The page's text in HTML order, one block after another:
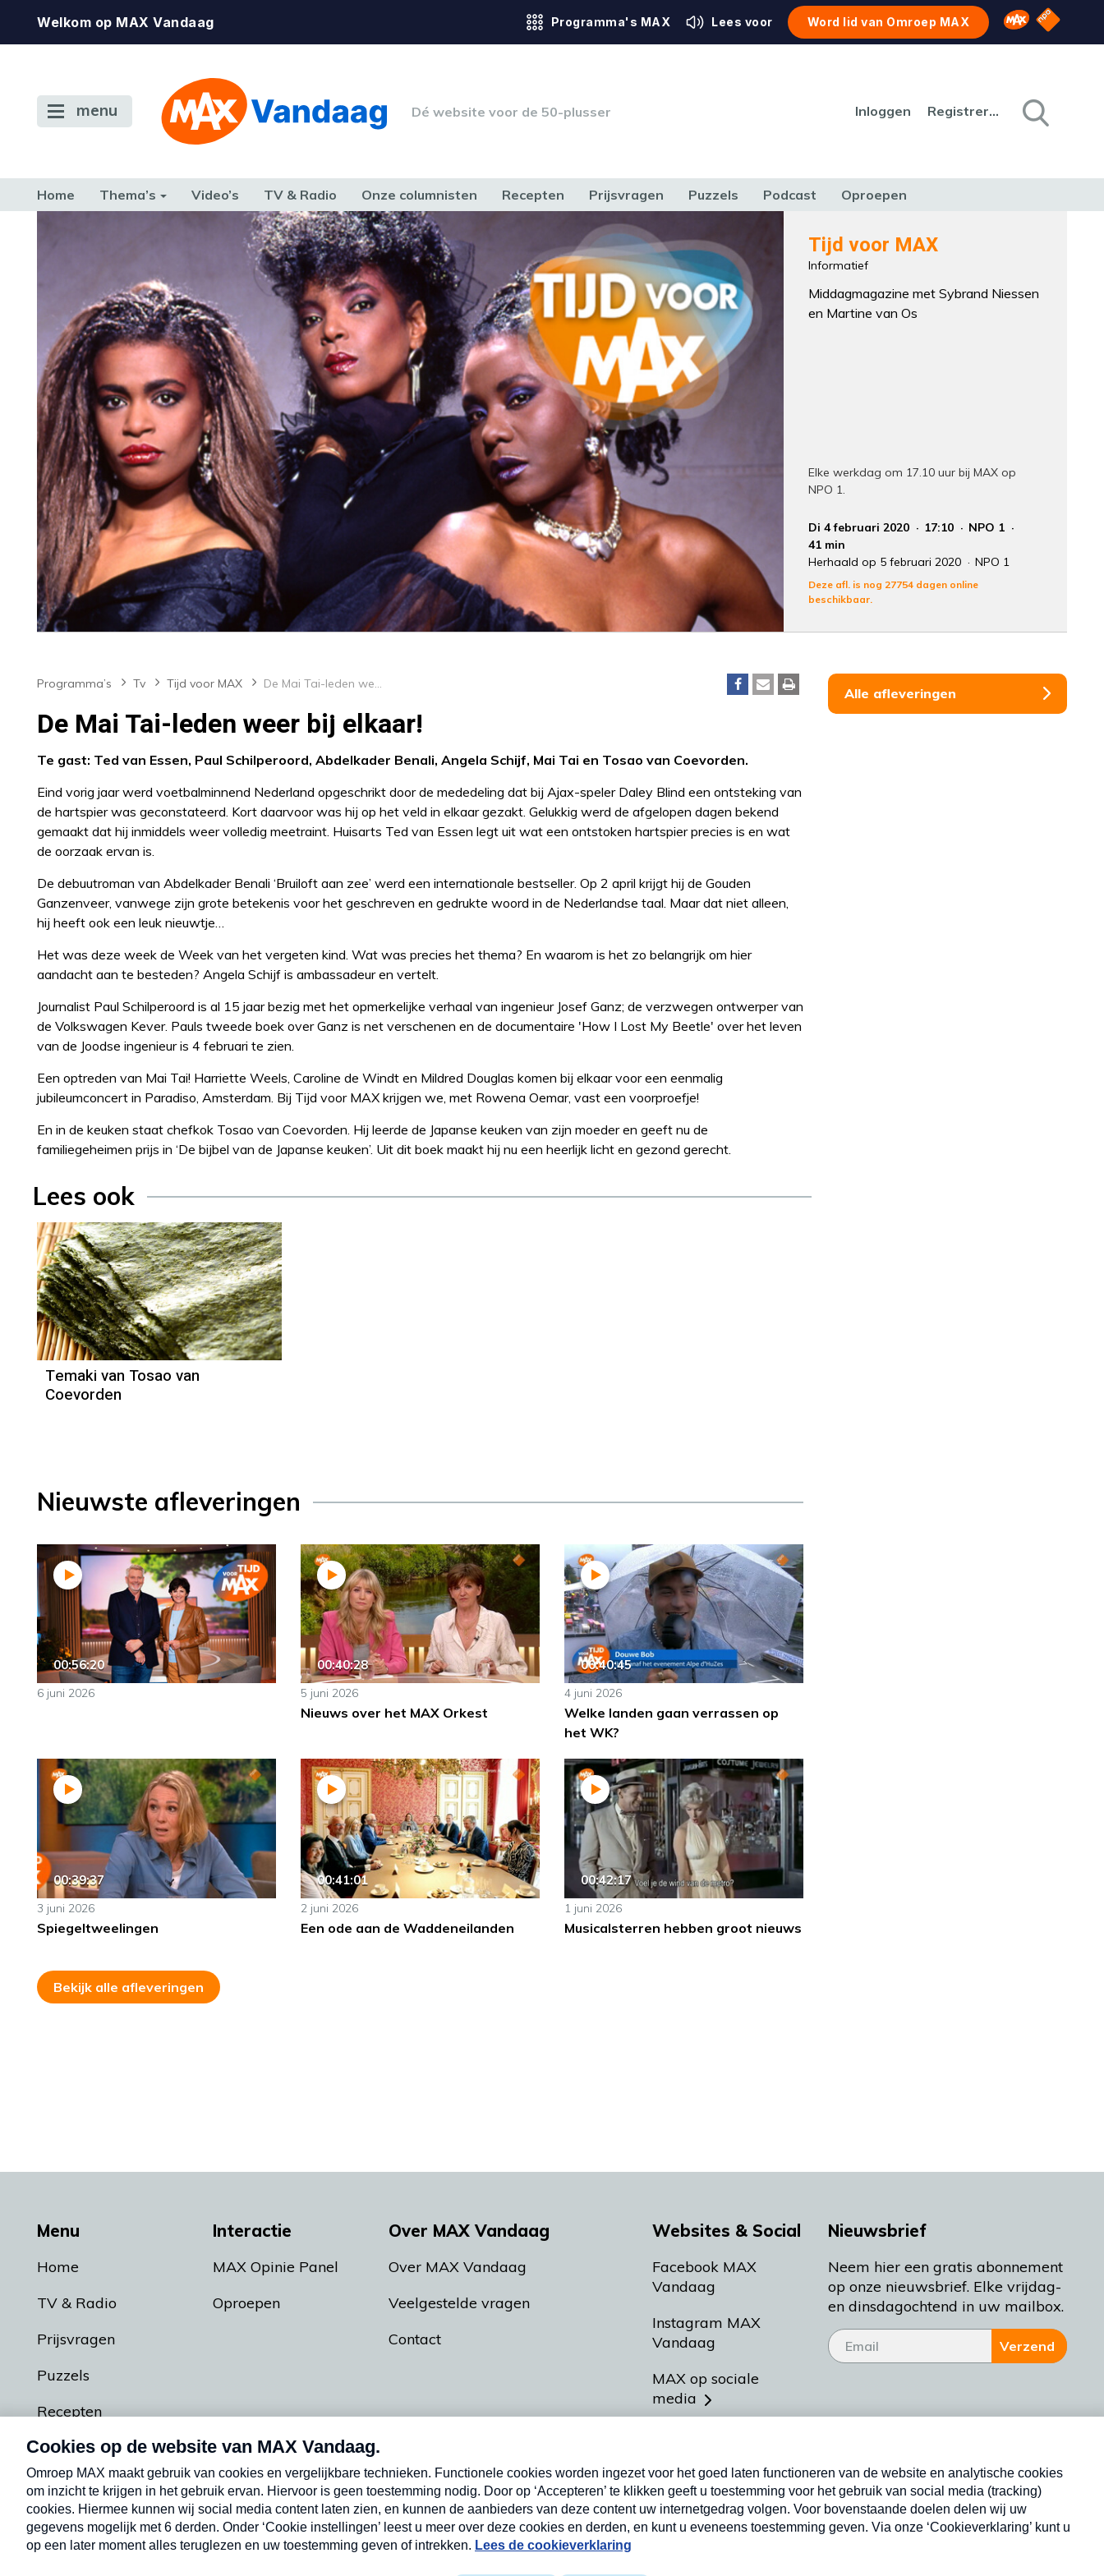
Welkom op MAX Vandaag Programma's MAX Lees voor Word lid van Omroep MAX Omroep MAX
NPO
menu Dé website voor de 50-plusser Inloggen Registreren
Home Thema’s Video’s TV & Radio Onze columnisten Recepten Prijsvragen Puzzels Podcast Oproepen
FAMILIE & RELATIE GELD, WERK & RECHT HUIS, TUIN & HOBBY
Tijd voor MAX
Informatief
Middagmagazine met Sybrand Niessen
en Martine van Os
Elke werkdag om 17.10 uur bij MAX op
NPO 1.
Di 4 februari 2020 17:10
NPO 1
41 min
Herhaald op 5 februari 2020
NPO 1
Deze afl. is nog 27754 dagen online
beschikbaar.
Programma’s Tv Tijd voor MAX De Mai Tai-leden weer bij elkaar!
De Mai Tai-leden weer bij elkaar!
Te gast: Ted van Essen, Paul Schilperoord, Abdelkader Benali, Angela Schijf, Mai Tai en Tosao van Coevorden.
Eind vorig jaar werd voetbalminnend Nederland opgeschrikt door de mededeling dat bij Ajax-speler Daley Blind een ontsteking van
de hartspier was geconstateerd. Kort daarvoor was hij op het veld in elkaar gezakt. Gelukkig werd de afgelopen dagen bekend
gemaakt dat hij inmiddels weer volledig meetraint. Huisarts Ted van Essen legt uit wat een ontstoken hartspier precies is en wat
de oorzaak ervan is.
De debuutroman van Abdelkader Benali ‘Bruiloft aan zee’ werd een internationale bestseller. Op 2 april krijgt hij de Gouden
Ganzenveer, vanwege zijn grote betekenis voor het geschreven en gedrukte woord in de Nederlandse taal. Maar dat niet alleen,
hij heeft ook een leuk nieuwtje…
Het was deze week de Week van het vergeten kind. Wat was precies het thema? En waarom is het zo belangrijk om hier
aandacht aan te besteden? Angela Schijf is ambassadeur en vertelt.
Journalist Paul Schilperoord is al 15 jaar bezig met het opmerkelijke verhaal van ingenieur Josef Ganz; de verzwegen ontwerper van
de Volkswagen Kever. Pauls tweede boek over Ganz is net verschenen en de documentaire 'How I Lost My Beetle' over het leven
van de Joodse ingenieur is 4 februari te zien.
Een optreden van Mai Tai! Harriette Weels, Caroline de Windt en Mildred Douglas komen bij elkaar voor een eenmalig
jubileumconcert in Paradiso, Amsterdam. Bij Tijd voor MAX krijgen we, met Rowena Oemar, vast een voorproefje!
En in de keuken staat chefkok Tosao van Coevorden. Hij leerde de Japanse keuken van zijn moeder en geeft nu de
familiegeheimen prijs in ‘De bijbel van de Japanse keuken’. Uit dit boek maakt hij nu een heerlijk licht en gezond gerecht.
Lees ook
Recept
Tosao van Coevorden
Temaki van Tosao van
Coevorden
Nieuwste afleveringen
00:56:20
6 juni 2026
00:40:28
5 juni 2026
Nieuws over het MAX Orkest
00:40:45
4 juni 2026
Welke landen gaan verrassen op
het WK?
00:39:37
3 juni 2026
Spiegeltweelingen
00:41:01
2 juni 2026
Een ode aan de Waddeneilanden
00:42:17
1 juni 2026
Musicalsterren hebben groot nieuws
Bekijk alle afleveringen
Alle afleveringen
Menu
Home
TV & Radio
Prijsvragen
Puzzels
Recepten
Podcasts
Interactie
MAX Opinie Panel
Oproepen
Over MAX Vandaag
Over MAX Vandaag
Veelgestelde vragen
Contact
Websites & Social
Facebook MAX
Vandaag
Instagram MAX
Vandaag
MAX op sociale
media
Meldpunt Actueel
Heel Holland Bakt
Nieuwsbrief
Neem hier een gratis abonnement
op onze nieuwsbrief. Elke vrijdag-
en dinsdagochtend in uw mailbox.
Verzend
Nieuwsbrief
Neem hier een gratis abonnement op onze